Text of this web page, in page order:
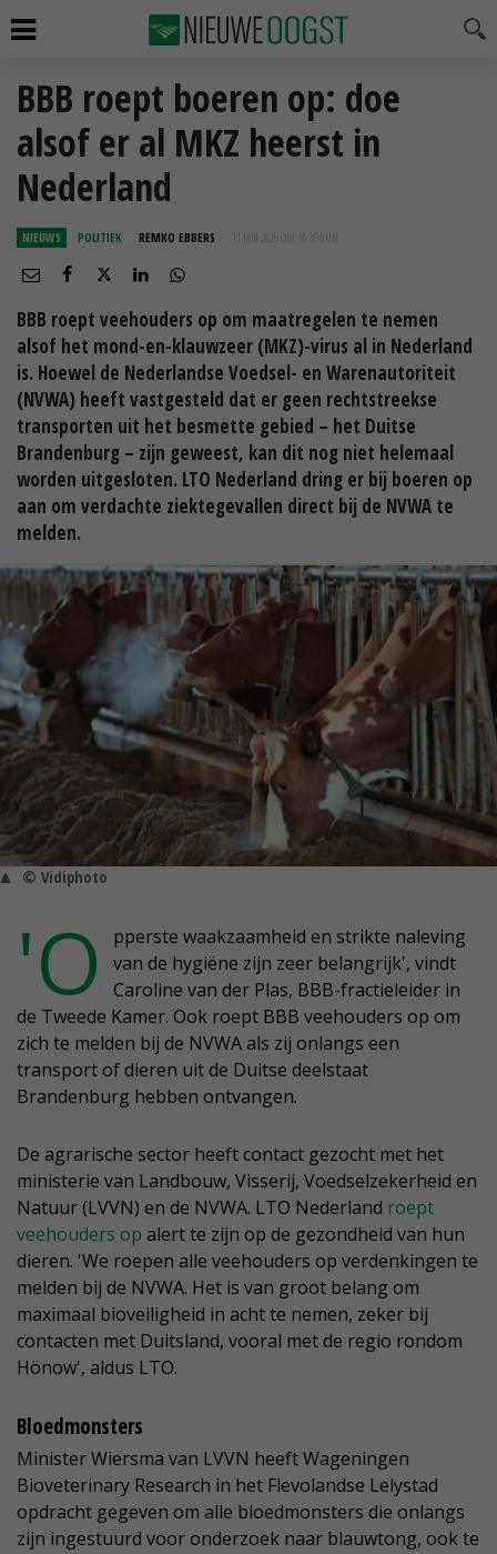
BBB roept boeren op: doe
alsof er al MKZ heerst in
Nederland
NIEUWS POLITIEK REMKO EBBERS 11 JAN 2025 OM 16:39
BBB roept veehouders op om maatregelen te nemen
alsof het mond-en-klauwzeer (MKZ)-virus al in Nederland
is. Hoewel de Nederlandse Voedsel- en Warenautoriteit
(NVWA) heeft vastgesteld dat er geen rechtstreekse
transporten uit het besmette gebied – het Duitse
Brandenburg – zijn geweest, kan dit nog niet helemaal
worden uitgesloten. LTO Nederland dring er bij boeren op
aan om verdachte ziektegevallen direct bij de NVWA te
melden.
© Vidiphoto
'O
pperste waakzaamheid en strikte naleving
van de hygiëne zijn zeer belangrijk', vindt
Caroline van der Plas, BBB-fractieleider in
de Tweede Kamer. Ook roept BBB veehouders op om
zich te melden bij de NVWA als zij onlangs een
transport of dieren uit de Duitse deelstaat
Brandenburg hebben ontvangen.
De agrarische sector heeft contact gezocht met het
ministerie van Landbouw, Visserij, Voedselzekerheid en
Natuur (LVVN) en de NVWA. LTO Nederland roept
veehouders op alert te zijn op de gezondheid van hun
dieren. 'We roepen alle veehouders op verdenkingen te
melden bij de NVWA. Het is van groot belang om
maximaal bioveiligheid in acht te nemen, zeker bij
contacten met Duitsland, vooral met de regio rondom
Hönow', aldus LTO.
Bloedmonsters
Minister Wiersma van LVVN heeft Wageningen
Bioveterinary Research in het Flevolandse Lelystad
opdracht gegeven om alle bloedmonsters die onlangs
zijn ingestuurd voor onderzoek naar blauwtong, ook te